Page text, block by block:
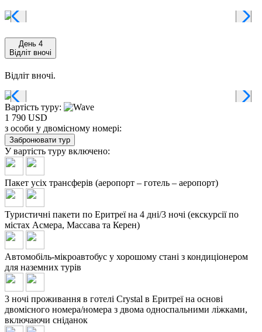
День 4
Відліт вночі
Відліт вночі.
Вартість туру:
1 790 USD
з особи у двомісному номері:
Забронювати тур
У вартість туру включено:
Пакет усіх трансферів (аеропорт – готель – аеропорт)
Туристичні пакети по Еритреї на 4 дні/3 ночі (екскурсії по
містах Асмера, Массава та Керен)
Автомобіль-мікроавтобус у хорошому стані з кондиціонером
для наземних турів
3 ночі проживання в готелі Crystal в Еритреї на основі
двомісного номера/номера з двома односпальними ліжками,
включаючи сніданок